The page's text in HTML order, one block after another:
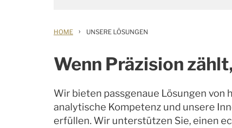
HOME › UNSERE LÖSUNGEN
Wenn Präzision
Wir bieten passgenaue Lösungen
analytische Kompetenz und unsere
erfüllen. Wir unterstützen Sie, einen